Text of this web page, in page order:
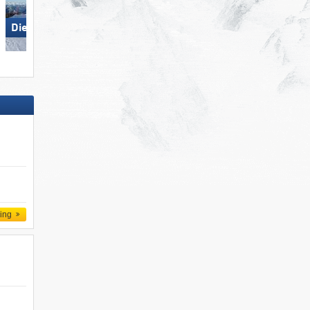
Die Tauplitz
SkiWelt Wilder Kaiser-